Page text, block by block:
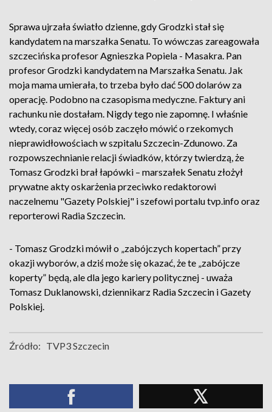
Sprawa ujrzała światło dzienne, gdy Grodzki stał się
kandydatem na marszałka Senatu. To wówczas zareagowała
szczecińska profesor Agnieszka Popiela - Masakra. Pan
profesor Grodzki kandydatem na Marszałka Senatu. Jak
moja mama umierała, to trzeba było dać 500 dolarów za
operację. Podobno na czasopisma medyczne. Faktury ani
rachunku nie dostałam. Nigdy tego nie zapomnę. I właśnie
wtedy, coraz więcej osób zaczęło mówić o rzekomych
nieprawidłowościach w szpitalu Szczecin-Zdunowo. Za
rozpowszechnianie relacji świadków, którzy twierdzą, że
Tomasz Grodzki brał łapówki – marszałek Senatu złożył
prywatne akty oskarżenia przeciwko redaktorowi
naczelnemu "Gazety Polskiej" i szefowi portalu tvp.info oraz
reporterowi Radia Szczecin.
- Tomasz Grodzki mówił o „zabójczych kopertach” przy
okazji wyborów, a dziś może się okazać, że te „zabójcze
koperty” będą, ale dla jego kariery politycznej - uważa
Tomasz Duklanowski, dziennikarz Radia Szczecin i Gazety
Polskiej.
Źródło: TVP3 Szczecin